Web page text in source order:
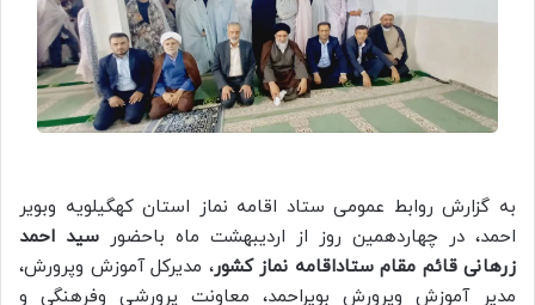
به گزارش روابط عمومی ستاد اقامه نماز استان کهگیلویه وبویر
احمد، در چهاردهمین روز از اردیبهشت ماه باحضور سید احمد
زرهانی قائم مقام ستاداقامه نماز کشور، مدیرکل آموزش وپرورش،
مدیر آموزش وپرورش بویراحمد، معاونت پرورشی وفرهنگی و